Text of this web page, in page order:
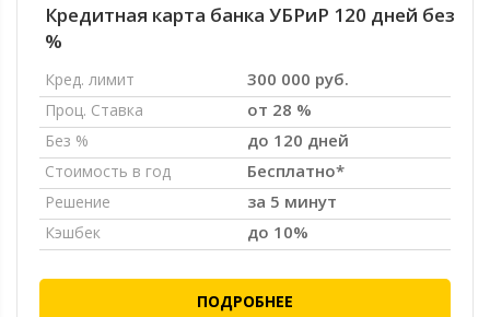
Кредитная карта банка УБРиР 120 дней без
%
Кред. лимит 300 000 руб.
Проц. Ставка от 28 %
Без % до 120 дней
Стоимость в год Бесплатно*
Решение за 5 минут
Кэшбек до 10%
ПОДРОБНЕЕ